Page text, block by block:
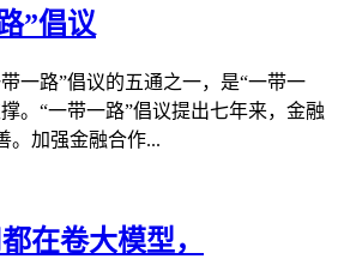
”倡议
一路”倡议的五通之一，是“一带一
。“一带一路”倡议提出七年来，金融
。加强金融合作...
在卷大模型，